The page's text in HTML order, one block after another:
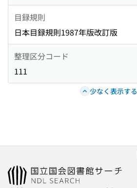
目録規則
日本目録規則1987年版改訂版
整理区分コード
111
少なく表示する